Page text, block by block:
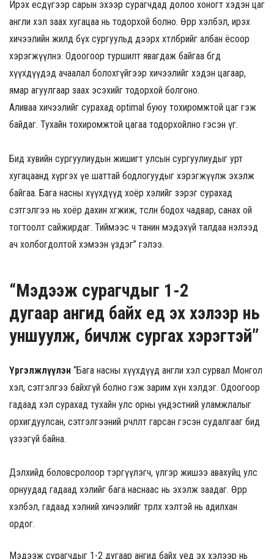
Ирэх есдүгээр сарын эхээр сурагчдад долоо хоногт хэдэн цаг
англи хэл заах хугацаа нь тодорхой болно. Өөрөөр хэлбэл, ирэх
хичээлийн жилд бүх сургуульд дээрх хөтөлбөрийг албан ёсоор
хэрэгжүүлнэ. Одоогоор туршилт явагдаж байгаа бөгөөд
хүүхдүүдэд ачаалал болохгүйгээр хичээлийг хэдэн цагаар,
ямар агуулгаар заах эсэхийг тодорхой болгоно.
Аливаа хичээлийг сурахад optimal буюу тохиромжтой цаг гэж
байдаг. Тухайн тохиромжтой цагаа тодорхойлно гэсэн үг.
Бид хувийн сургуулиудын жишигт улсын сургуулиудыг урт
хугацаанд хүргэх үе шаттай бодлогуудыг хэрэгжүүлж эхэлж
байгаа. Бага насны хүүхдүүд хоёр хэлийг зэрэг сурахад
сэтгэлгээ нь хоёр дахин хөгжиж, төсөөлөн бодох чадвар, санах ой
тогтоолт сайжирдаг. Тиймээс ч танин мэдэхүй талдаа нэлээд
ач холбогдолтой хэмээн үздэг” гэлээ.
“Мэдээж сурагчдыг 1-2
дугаар ангид байх үед эх хэлээр нь
уншуулж, бичүүлж сургах хэрэгтэй”
Үргэлжлүүлэн “Бага насны хүүхдүүд англи хэл сурвал Монгол
хэл, сэтгэлгээ байхгүй болно гэж зарим хүн хэлдэг. Одоогоор
гадаад хэл сурахад тухайн улс орны үндэстний уламжлалыг
орхигдуулсан, сэтгэлгээний өөрчлөлт гарсан гэсэн судалгааг бид
үзээгүй байна.
Дэлхийд боловсролоор тэргүүлэгч, үлгэр жишээ авахуйц улс
орнуудад гадаад хэлийг бага наснаас нь эхэлж заадаг. Өөрөөр
хэлбэл, гадаад хэлний хичээлийг төрөлх хэлтэй нь адилхан
ордог.
Мэдээж сурагчдыг 1-2 дугаар ангид байх үед эх хэлээр нь